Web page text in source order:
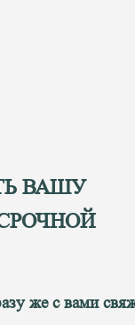
ВАШУ
же с вами